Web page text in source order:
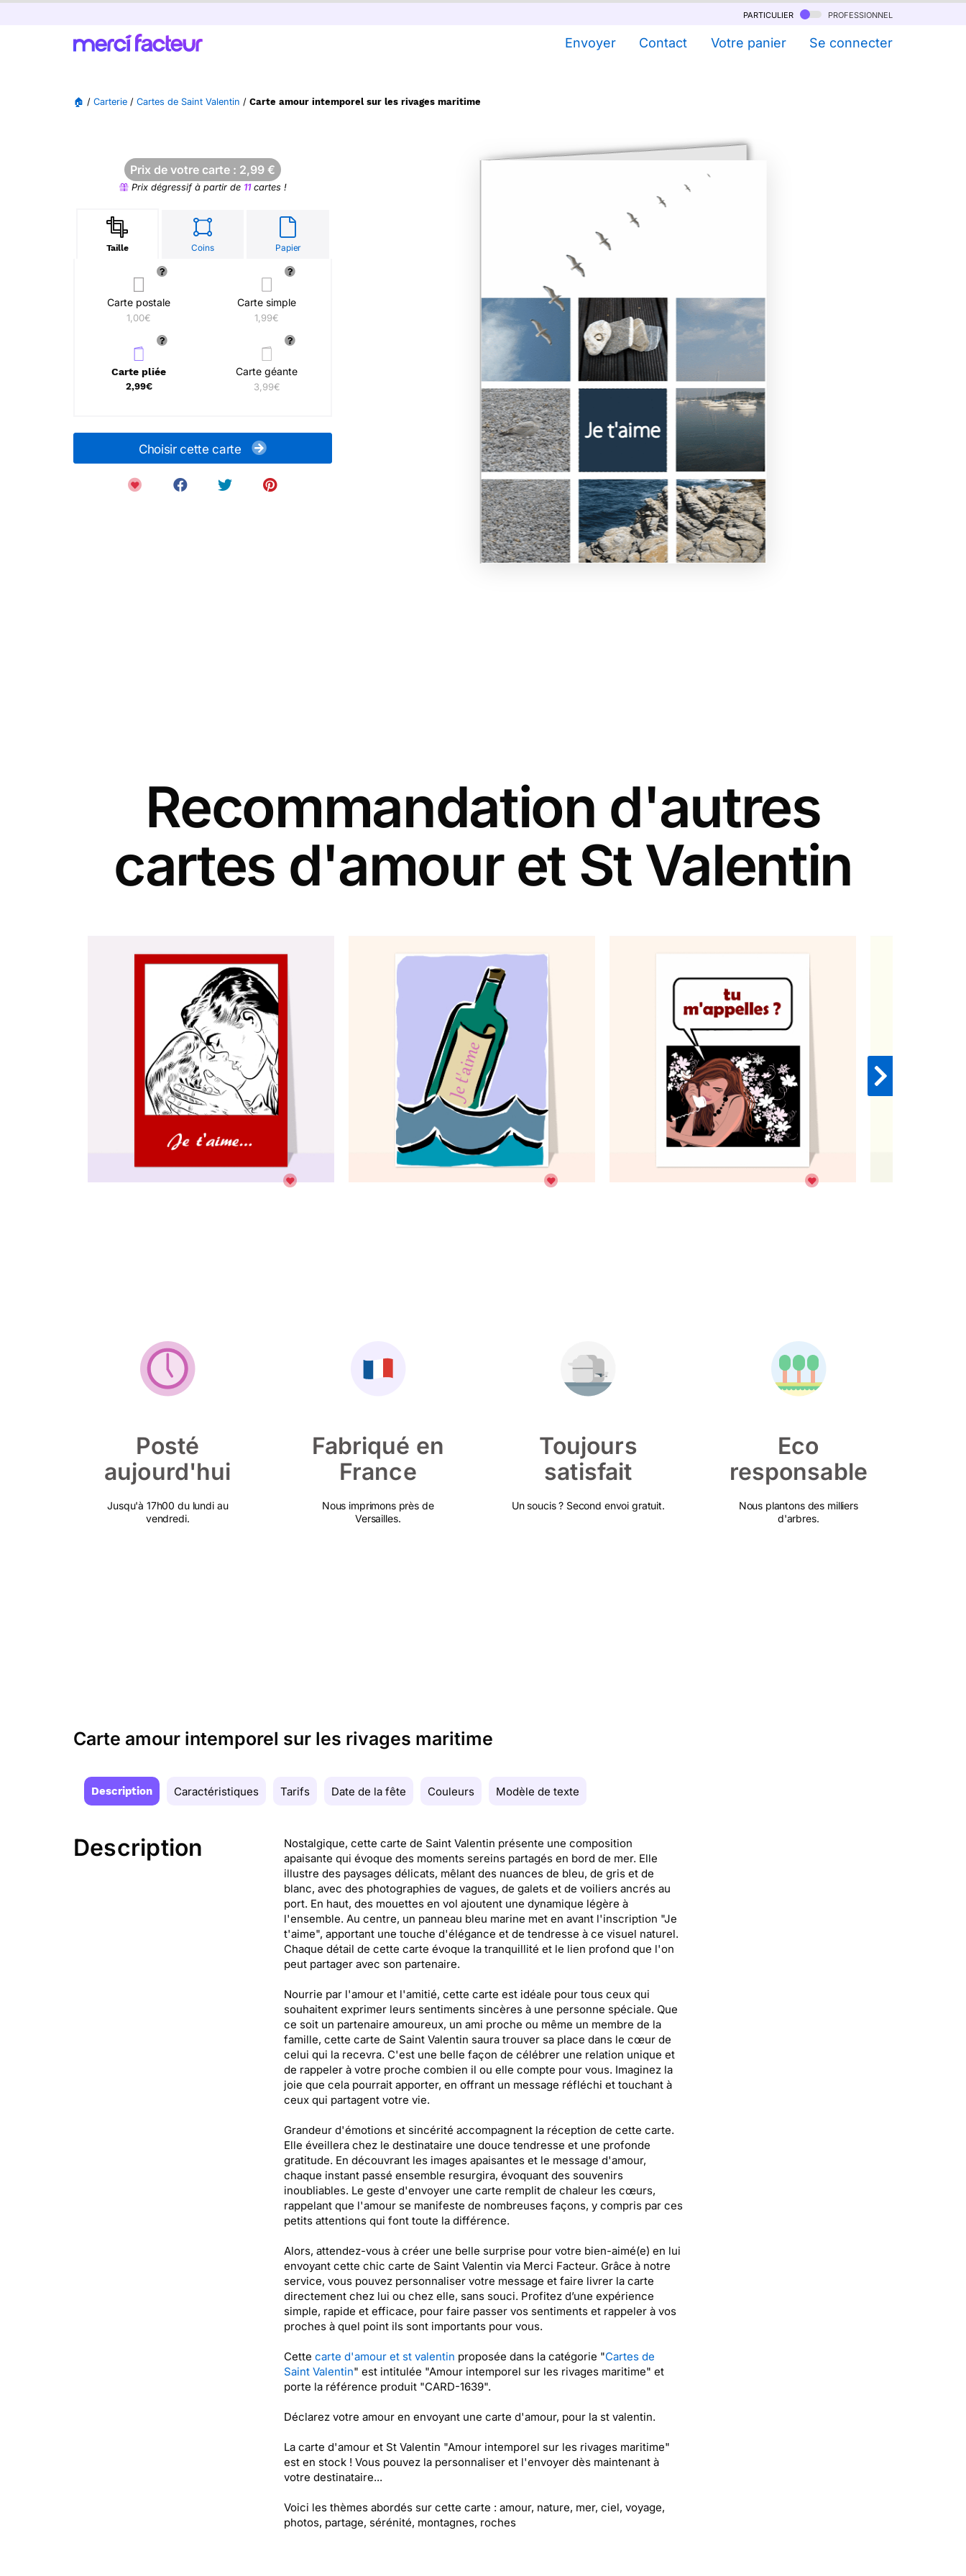
particulier professionnel
Envoyer Contact Votre panier Se connecter
🏠 / Carterie / Cartes de Saint Valentin / Carte amour intemporel sur les rivages maritime
Prix de votre carte : 2,99 €
Prix dégressif à partir de 11cartes !
Taille Coins Papier
Carte postale
1,00€
Carte simple
1,99€
Carte pliée
2,99€
Carte géante
3,99€
Choisir cette carte
Recommandation d'autres
cartes d'amour et St Valentin
Posté
aujourd'hui
Jusqu'à 17h00 du lundi au
vendredi.
Fabriqué en
France
Nous imprimons près de
Versailles.
Toujours
satisfait
Un soucis ? Second envoi gratuit.
Eco
responsable
Nous plantons des milliers
d'arbres.
Carte amour intemporel sur les rivages maritime
Description Caractéristiques Tarifs Date de la fête Couleurs Modèle de texte
Description
Nostalgique, cette carte de Saint Valentin présente une composition
apaisante qui évoque des moments sereins partagés en bord de mer. Elle
illustre des paysages délicats, mêlant des nuances de bleu, de gris et de
blanc, avec des photographies de vagues, de galets et de voiliers ancrés au
port. En haut, des mouettes en vol ajoutent une dynamique légère à
l'ensemble. Au centre, un panneau bleu marine met en avant l'inscription "Je
t'aime", apportant une touche d'élégance et de tendresse à ce visuel naturel.
Chaque détail de cette carte évoque la tranquillité et le lien profond que l'on
peut partager avec son partenaire.
Nourrie par l'amour et l'amitié, cette carte est idéale pour tous ceux qui
souhaitent exprimer leurs sentiments sincères à une personne spéciale. Que
ce soit un partenaire amoureux, un ami proche ou même un membre de la
famille, cette carte de Saint Valentin saura trouver sa place dans le cœur de
celui qui la recevra. C'est une belle façon de célébrer une relation unique et
de rappeler à votre proche combien il ou elle compte pour vous. Imaginez la
joie que cela pourrait apporter, en offrant un message réfléchi et touchant à
ceux qui partagent votre vie.
Grandeur d'émotions et sincérité accompagnent la réception de cette carte.
Elle éveillera chez le destinataire une douce tendresse et une profonde
gratitude. En découvrant les images apaisantes et le message d'amour,
chaque instant passé ensemble resurgira, évoquant des souvenirs
inoubliables. Le geste d'envoyer une carte remplit de chaleur les cœurs,
rappelant que l'amour se manifeste de nombreuses façons, y compris par ces
petits attentions qui font toute la différence.
Alors, attendez-vous à créer une belle surprise pour votre bien-aimé(e) en lui
envoyant cette chic carte de Saint Valentin via Merci Facteur. Grâce à notre
service, vous pouvez personnaliser votre message et faire livrer la carte
directement chez lui ou chez elle, sans souci. Profitez d’une expérience
simple, rapide et efficace, pour faire passer vos sentiments et rappeler à vos
proches à quel point ils sont importants pour vous.
Cette carte d'amour et st valentin proposée dans la catégorie "Cartes de
Saint Valentin" est intitulée "Amour intemporel sur les rivages maritime" et
porte la référence produit "CARD-1639".
Déclarez votre amour en envoyant une carte d'amour, pour la st valentin.
La carte d'amour et St Valentin "Amour intemporel sur les rivages maritime"
est en stock ! Vous pouvez la personnaliser et l'envoyer dès maintenant à
votre destinataire...
Voici les thèmes abordés sur cette carte : amour, nature, mer, ciel, voyage,
photos, partage, sérénité, montagnes, roches